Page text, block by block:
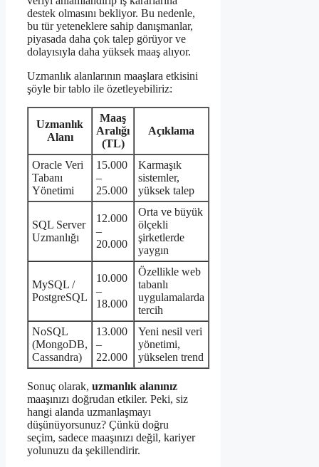
destek olmasını bekliyor. Bu nedenle,
bu tür yeteneklere sahip danışmanlar,
piyasada daha çok talep görüyor ve
dolayısıyla daha yüksek maaş alıyor.
Uzmanlık alanlarının maaşlara etkisini
şöyle bir tablo ile özetleyebiliriz:
Uzmanlık
Alanı
Maaş
Aralığı
(TL)
Açıklama
Oracle Veri
Tabanı
Yönetimi
15.000
–
25.000
Karmaşık
sistemler,
yüksek talep
SQL Server
Uzmanlığı
12.000
–
20.000
Orta ve büyük
ölçekli
şirketlerde
yaygın
MySQL /
PostgreSQL
10.000
–
18.000
Özellikle web
tabanlı
uygulamalarda
tercih
NoSQL
(MongoDB,
Cassandra)
13.000
–
22.000
Yeni nesil veri
yönetimi,
yükselen trend
Sonuç olarak, uzmanlık alanınız
maaşınızı doğrudan etkiler. Peki, siz
hangi alanda uzmanlaşmayı
düşünüyorsunuz? Çünkü doğru
seçim, sadece maaşınızı değil, kariyer
yolunuzu da şekillendirir.